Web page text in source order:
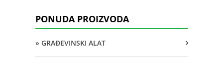
PONUDA PROIZVODA
» GRAĐEVINSKI ALAT